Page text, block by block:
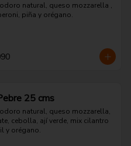
natural, queso mozzarella ,
piña y orégano.
25 cms
natural, queso mozzarella,
cebolla, ají verde, mix cilantro
y orégano.